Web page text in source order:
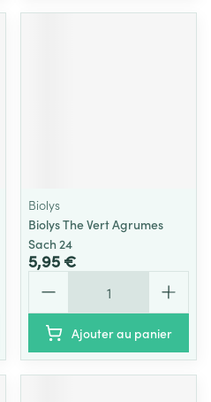
Biolys
Biolys The Vert Agrumes
Sach 24
5,95 €
Ajouter au panier